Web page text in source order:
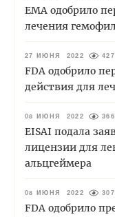
EMA одобрило
лечения
27 ИЮНЯ 2022
FDA одобрило
действия для
08 ИЮНЯ 2022
EISAI подала
лицензии для
альцгеймера
08 ИЮНЯ 2022
FDA одобрило